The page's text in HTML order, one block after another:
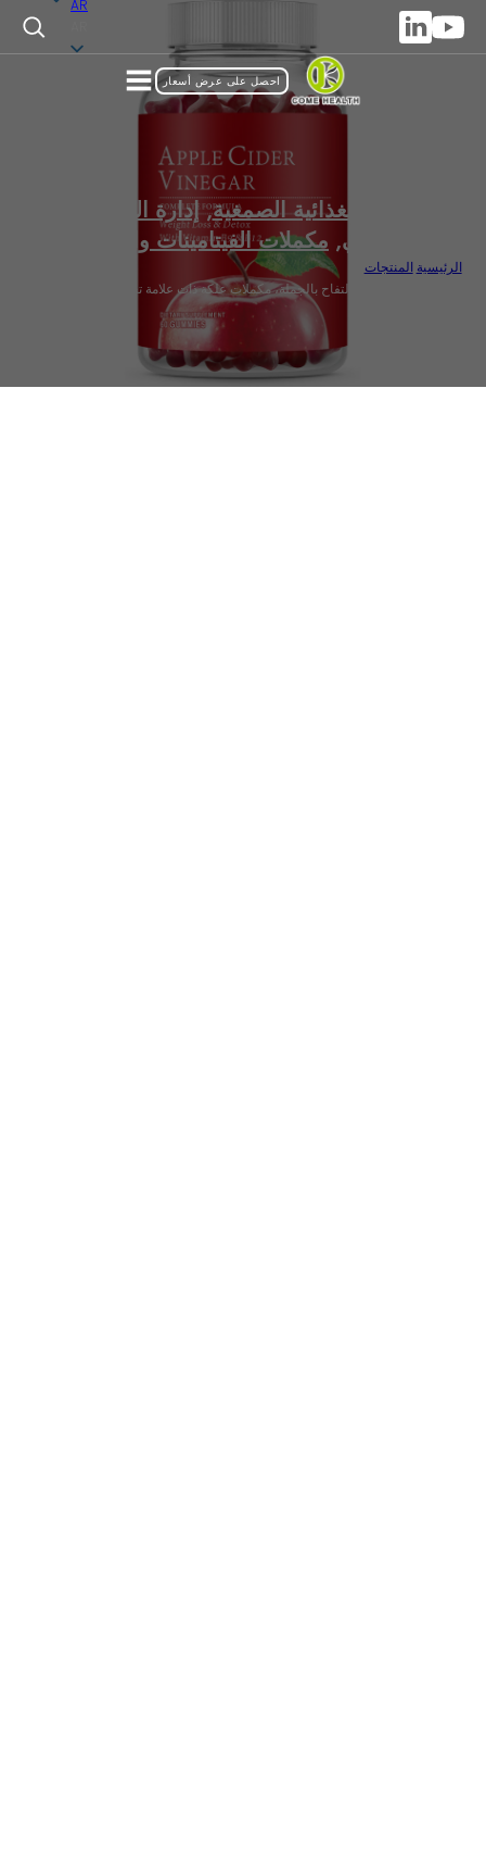
AR
احصل على عرض أسعار
المكملات الغذائية الصمغية,إدارة الوزن والأداء
الرياضي, مكملات الفيتامينات والمعادن
الرئيسية المنتجات
علكة خل التفاح بخل التفاح بالجملة، مكملات علكة ذات علامة تجارية خاصة